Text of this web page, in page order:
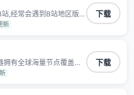
,经常会遇到B站地区版权
题,使用我们的哔哩哔哩
网络问题,一键网络回国,
新
下载
有全球海量节点覆盖，
海外华人和留学生打
，随时高速稳定低延迟
下载